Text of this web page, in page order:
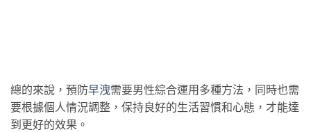
總的來說，預防早洩需要男性綜合運用多種方法，同時也需
要根據個人情況調整，保持良好的生活習慣和心態，才能達
到更好的效果。